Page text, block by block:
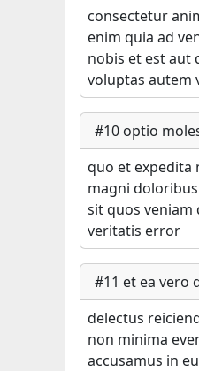
consectetur
enim quia ad
nobis et est aut
voluptas autem
#10 optio
quo et expedita
magni
sit quos veniam
veritatis error
#11 et ea vero
delectus
non minima
accusamus in